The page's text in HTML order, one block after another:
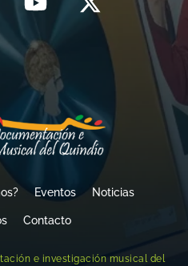
Eventos Noticias
Contacto
e investigación musical del